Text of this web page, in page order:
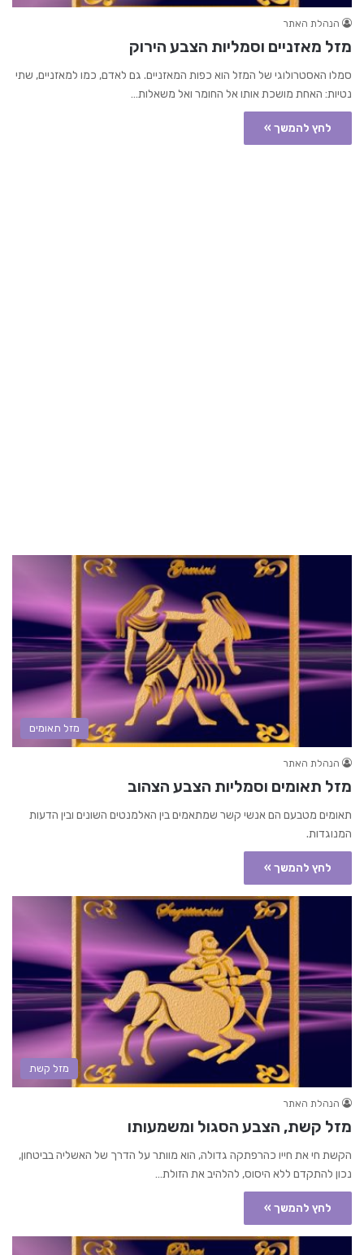
הנהלת האתר
מזל מאזניים וסמליות הצבע הירוק
סמלו האסטרולוגי של המזל הוא כפות המאזניים. גם לאדם, כמו למאזניים, שתי
נטיות: האחת מושכת אותו אל החומר ואל משאלות…
לחץ להמשך »
מזל תאומים
הנהלת האתר
מזל תאומים וסמליות הצבע הצהוב
תאומים מטבעם הם אנשי קשר שמתאמים בין האלמנטים השונים ובין הדעות
המנוגדות.
לחץ להמשך »
מזל קשת
הנהלת האתר
מזל קשת, הצבע הסגול ומשמעותו
הקשת חי את חייו כהרפתקה גדולה, הוא מוותר על הדרך של האשליה בביטחון,
נכון להתקדם ללא היסוס, להלהיב את הזולת…
לחץ להמשך »